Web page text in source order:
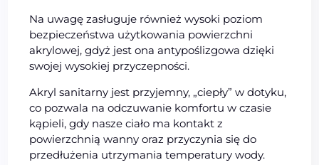
Na uwagę zasługuje również wysoki poziom
bezpieczeństwa użytkowania powierzchni
akrylowej, gdyż jest ona antypoślizgowa dzięki
swojej wysokiej przyczepności.
Akryl sanitarny jest przyjemny, „ciepły” w dotyku,
co pozwala na odczuwanie komfortu w czasie
kąpieli, gdy nasze ciało ma kontakt z
powierzchnią wanny oraz przyczynia się do
przedłużenia utrzymania temperatury wody.